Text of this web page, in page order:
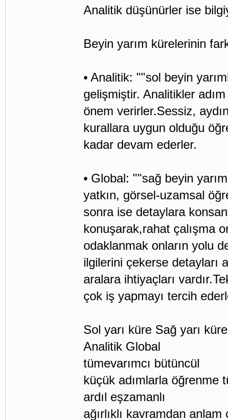
Analitik düşünürler ise
Beyin yarım kürelerinin
• Analitik: ""sol beyin
gelişmiştir. Analitikler
önem verirler.Sessiz,
kurallara uygun olduğu
kadar devam ederler.
• Global: ""sağ beyin
yatkın, görsel-uzamsal
sonra ise detaylara
konuşarak,rahat çalışma
odaklanmak onların yolu
ilgilerini çekerse detayları
aralara ihtiyaçları
çok iş yapmayı tercih
Sol yarı küre Sağ yarı küre
Analitik Global
tümevarımcı bütüncül
küçük adımlarla öğrenme
ardıl eşzamanlı
ağırlıklı kavramdan anlam